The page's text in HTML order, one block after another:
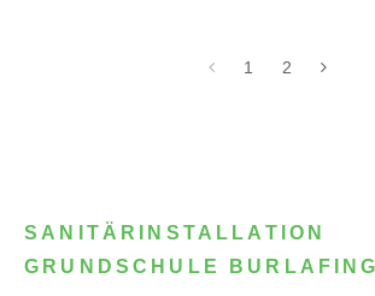
1 2
SANITÄRINSTALLATION
GRUNDSCHULE